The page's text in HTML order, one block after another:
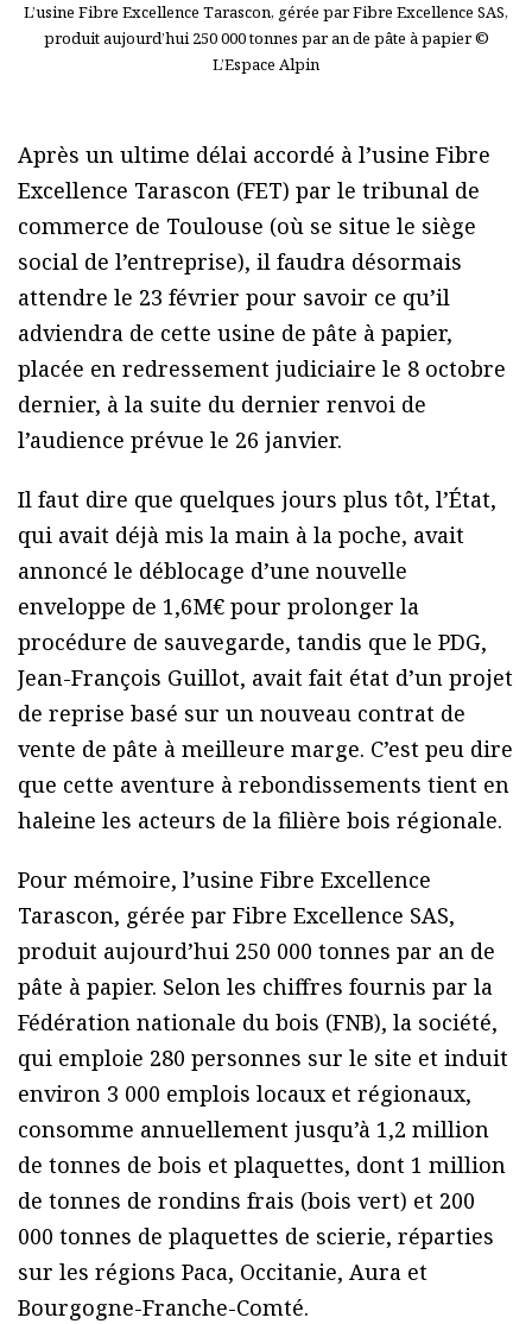
L’usine Fibre Excellence Tarascon, gérée par Fibre Excellence SAS,
produit aujourd’hui 250 000 tonnes par an de pâte à papier ©
L’Espace Alpin
Après un ultime délai accordé à l’usine Fibre
Excellence Tarascon (FET) par le tribunal de
commerce de Toulouse (où se situe le siège
social de l’entreprise), il faudra désormais
attendre le 23 février pour savoir ce qu’il
adviendra de cette usine de pâte à papier,
placée en redressement judiciaire le 8 octobre
dernier, à la suite du dernier renvoi de
l’audience prévue le 26 janvier.
Il faut dire que quelques jours plus tôt, l’État,
qui avait déjà mis la main à la poche, avait
annoncé le déblocage d’une nouvelle
enveloppe de 1,6M€ pour prolonger la
procédure de sauvegarde, tandis que le PDG,
Jean-François Guillot, avait fait état d’un projet
de reprise basé sur un nouveau contrat de
vente de pâte à meilleure marge. C’est peu dire
que cette aventure à rebondissements tient en
haleine les acteurs de la filière bois régionale.
Pour mémoire, l’usine Fibre Excellence
Tarascon, gérée par Fibre Excellence SAS,
produit aujourd’hui 250 000 tonnes par an de
pâte à papier. Selon les chiffres fournis par la
Fédération nationale du bois (FNB), la société,
qui emploie 280 personnes sur le site et induit
environ 3 000 emplois locaux et régionaux,
consomme annuellement jusqu’à 1,2 million
de tonnes de bois et plaquettes, dont 1 million
de tonnes de rondins frais (bois vert) et 200
000 tonnes de plaquettes de scierie, réparties
sur les régions Paca, Occitanie, Aura et
Bourgogne-Franche-Comté.